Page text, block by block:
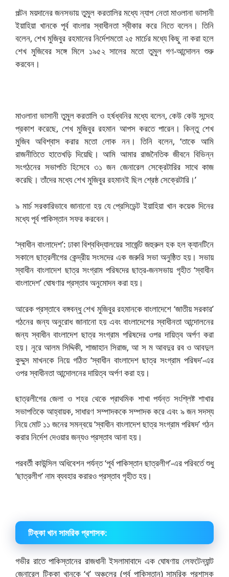
পল্টন ময়দানের জনসভায় তুমুল করতালির মধ্যে ন্যাপ নেতা মাওলানা ভাসানী
ইয়াহিয়া খানকে পূর্ব বাংলার স্বাধীনতা স্বীকার করে নিতে বলেন। তিনি
বলেন, শেখ মুজিবুর রহমানের নির্দেশমতো ২৫ মার্চের মধ্যে কিছু না করা হলে
শেখ মুজিবের সঙ্গে মিলে ১৯৫২ সালের মতো তুমুল গণ-আন্দোলন শুরু
করবেন।
মাওলানা ভাসানী তুমুল করতালি ও হর্ষধ্বনির মধ্যে বলেন, কেউ কেউ সন্দেহ
প্রকাশ করেছে, শেখ মুজিবুর রহমান আপস করতে পারেন। কিন্তু শেখ
মুজিব অবিশ্বাস করার মতো লোক নন। তিনি বলেন, ‘তাকে আমি
রাজনীতিতে হাতেখড়ি দিয়েছি। আমি আমার রাজনৈতিক জীবনে বিভিন্ন
সংগঠনের সভাপতি হিসেবে ৩১ জন জেনারেল সেক্রেটারির সাথে কাজ
করেছি। তাঁদের মধ্যে শেখ মুজিবুর রহমানই ছিল শ্রেষ্ঠ সেক্রেটারি।’
৯ মার্চ সরকারিভাবে জানানো হয় যে প্রেসিডেন্ট ইয়াহিয়া খান কয়েক দিনের
মধ্যে পূর্ব পাকিস্তান সফর করবেন।
‘স্বাধীন বাংলাদেশ’: ঢাকা বিশ্ববিদ্যালয়ের সার্জেন্ট জহুরুল হক হল ক্যানটিনে
সকালে ছাত্রলীগের কেন্দ্রীয় সংসদের এক জরুরি সভা অনুষ্ঠিত হয়। সভায়
স্বাধীন বাংলাদেশ ছাত্র সংগ্রাম পরিষদের ছাত্র-জনসভায় গৃহীত ‘স্বাধীন
বাংলাদেশ’ ঘোষণার প্রস্তাব অনুমোদন করা হয়।
আরেক প্রস্তাবে বঙ্গবন্ধু শেখ মুজিবুর রহমানকে বাংলাদেশে ‘জাতীয় সরকার’
গঠনের জন্য অনুরোধ জানানো হয় এবং বাংলাদেশের স্বাধীনতা আন্দোলনের
জন্য স্বাধীন বাংলাদেশ ছাত্র সংগ্রাম পরিষদের ওপর দায়িত্ব অর্পণ করা
হয়। নূরে আলম সিদ্দিকী, শাজাহান সিরাজ, আ স ম আবদুর রব ও আবদুল
কুদ্দুস মাখনকে নিয়ে গঠিত ‘স্বাধীন বাংলাদেশ ছাত্র সংগ্রাম পরিষদ’-এর
ওপর স্বাধীনতা আন্দোলনের দায়িত্ব অর্পণ করা হয়।
ছাত্রলীগের জেলা ও শহর থেকে প্রাথমিক শাখা পর্যন্ত সংশ্লিষ্ট শাখার
সভাপতিকে আহ্বায়ক, সাধারণ সম্পাদককে সম্পাদক করে এবং ৯ জন সদস্য
নিয়ে মোট ১১ জনের সমন্বয়ে ‘স্বাধীন বাংলাদেশ ছাত্র সংগ্রাম পরিষদ’ গঠন
করার নির্দেশ দেওয়ার জন্যও প্রস্তাব আনা হয়।
পরবর্তী কাউন্সিল অধিবেশন পর্যন্ত ‘পূর্ব পাকিস্তান ছাত্রলীগ’-এর পরিবর্তে শুধু
‘ছাত্রলীগ’ নাম ব্যবহার করারও প্রস্তাব গৃহীত হয়।
টিক্কা খান সামরিক প্রশাসক:
গভীর রাতে পাকিস্তানের রাজধানী ইসলামাবাদে এক ঘোষণায় লেফটেন্যান্ট
জেনারেল টিক্কা খানকে ‘খ’ অঞ্চলের (পূর্ব পাকিস্তান) সামরিক প্রশাসক